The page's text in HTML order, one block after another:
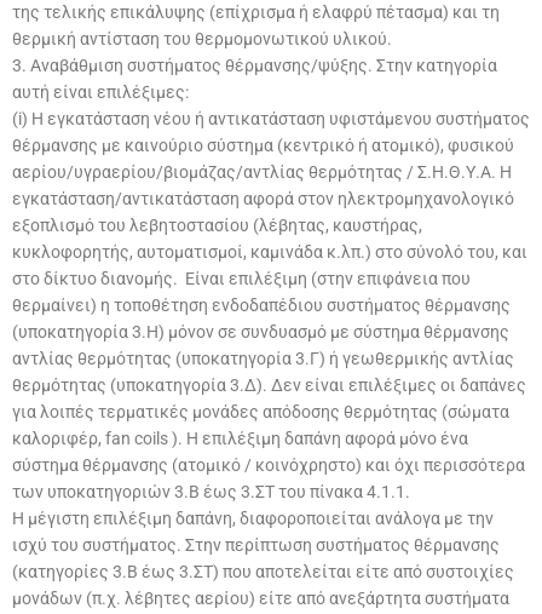
της τελικής επικάλυψης (επίχρισμα ή ελαφρύ πέτασμα) και τη
θερμική αντίσταση του θερμομονωτικού υλικού.
3. Αναβάθμιση συστήματος θέρμανσης/ψύξης. Στην κατηγορία
αυτή είναι επιλέξιμες:
(i) Η εγκατάσταση νέου ή αντικατάσταση υφιστάμενου συστήματος
θέρμανσης με καινούριο σύστημα (κεντρικό ή ατομικό), φυσικού
αερίου/υγραερίου/βιομάζας/αντλίας θερμότητας / Σ.Η.Θ.Υ.Α. Η
εγκατάσταση/αντικατάσταση αφορά στον ηλεκτρομηχανολογικό
εξοπλισμό του λεβητοστασίου (λέβητας, καυστήρας,
κυκλοφορητής, αυτοματισμοί, καμινάδα κ.λπ.) στο σύνολό του, και
στο δίκτυο διανομής. Είναι επιλέξιμη (στην επιφάνεια που
θερμαίνει) η τοποθέτηση ενδοδαπέδιου συστήματος θέρμανσης
(υποκατηγορία 3.Η) μόνον σε συνδυασμό με σύστημα θέρμανσης
αντλίας θερμότητας (υποκατηγορία 3.Γ) ή γεωθερμικής αντλίας
θερμότητας (υποκατηγορία 3.Δ). Δεν είναι επιλέξιμες οι δαπάνες
για λοιπές τερματικές μονάδες απόδοσης θερμότητας (σώματα
καλοριφέρ, fan coils ). Η επιλέξιμη δαπάνη αφορά μόνο ένα
σύστημα θέρμανσης (ατομικό / κοινόχρηστο) και όχι περισσότερα
των υποκατηγοριών 3.Β έως 3.ΣΤ του πίνακα 4.1.1.
Η μέγιστη επιλέξιμη δαπάνη, διαφοροποιείται ανάλογα με την
ισχύ του συστήματος. Στην περίπτωση συστήματος θέρμανσης
(κατηγορίες 3.Β έως 3.ΣΤ) που αποτελείται είτε από συστοιχίες
μονάδων (π.χ. λέβητες αερίου) είτε από ανεξάρτητα συστήματα